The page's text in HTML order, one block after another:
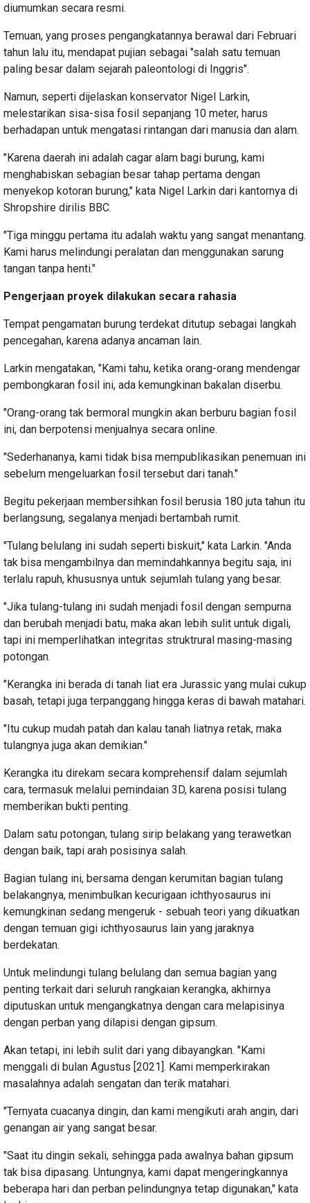
diumumkan secara resmi.
Temuan, yang proses pengangkatannya berawal dari Februari
tahun lalu itu, mendapat pujian sebagai "salah satu temuan
paling besar dalam sejarah paleontologi di Inggris".
Namun, seperti dijelaskan konservator Nigel Larkin,
melestarikan sisa-sisa fosil sepanjang 10 meter, harus
berhadapan untuk mengatasi rintangan dari manusia dan alam.
"Karena daerah ini adalah cagar alam bagi burung, kami
menghabiskan sebagian besar tahap pertama dengan
menyekop kotoran burung," kata Nigel Larkin dari kantornya di
Shropshire dirilis BBC.
"Tiga minggu pertama itu adalah waktu yang sangat menantang.
Kami harus melindungi peralatan dan menggunakan sarung
tangan tanpa henti."
Pengerjaan proyek dilakukan secara rahasia
Tempat pengamatan burung terdekat ditutup sebagai langkah
pencegahan, karena adanya ancaman lain.
Larkin mengatakan, "Kami tahu, ketika orang-orang mendengar
pembongkaran fosil ini, ada kemungkinan bakalan diserbu.
"Orang-orang tak bermoral mungkin akan berburu bagian fosil
ini, dan berpotensi menjualnya secara online.
"Sederhananya, kami tidak bisa mempublikasikan penemuan ini
sebelum mengeluarkan fosil tersebut dari tanah."
Begitu pekerjaan membersihkan fosil berusia 180 juta tahun itu
berlangsung, segalanya menjadi bertambah rumit.
"Tulang belulang ini sudah seperti biskuit," kata Larkin. "Anda
tak bisa mengambilnya dan memindahkannya begitu saja, ini
terlalu rapuh, khususnya untuk sejumlah tulang yang besar.
"Jika tulang-tulang ini sudah menjadi fosil dengan sempurna
dan berubah menjadi batu, maka akan lebih sulit untuk digali,
tapi ini memperlihatkan integritas struktrural masing-masing
potongan.
"Kerangka ini berada di tanah liat era Jurassic yang mulai cukup
basah, tetapi juga terpanggang hingga keras di bawah matahari.
"Itu cukup mudah patah dan kalau tanah liatnya retak, maka
tulangnya juga akan demikian."
Kerangka itu direkam secara komprehensif dalam sejumlah
cara, termasuk melalui pemindaian 3D, karena posisi tulang
memberikan bukti penting.
Dalam satu potongan, tulang sirip belakang yang terawetkan
dengan baik, tapi arah posisinya salah.
Bagian tulang ini, bersama dengan kerumitan bagian tulang
belakangnya, menimbulkan kecurigaan ichthyosaurus ini
kemungkinan sedang mengeruk - sebuah teori yang dikuatkan
dengan temuan gigi ichthyosaurus lain yang jaraknya
berdekatan.
Untuk melindungi tulang belulang dan semua bagian yang
penting terkait dari seluruh rangkaian kerangka, akhirnya
diputuskan untuk mengangkatnya dengan cara melapisinya
dengan perban yang dilapisi dengan gipsum.
Akan tetapi, ini lebih sulit dari yang dibayangkan. "Kami
menggali di bulan Agustus [2021]. Kami memperkirakan
masalahnya adalah sengatan dan terik matahari.
"Ternyata cuacanya dingin, dan kami mengikuti arah angin, dari
genangan air yang sangat besar.
"Saat itu dingin sekali, sehingga pada awalnya bahan gipsum
tak bisa dipasang. Untungnya, kami dapat mengeringkannya
beberapa hari dan perban pelindungnya tetap digunakan," kata